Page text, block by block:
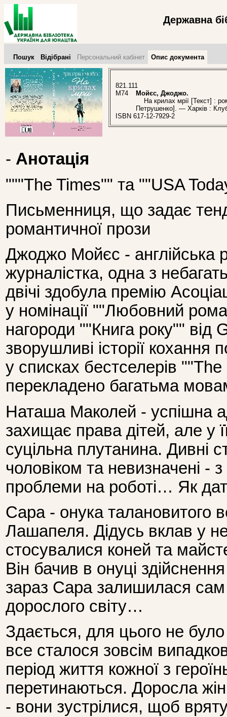
Державна
Пошук Відібрані Персональний кабінет Опис документа
821.111
М74
Мойєс, Джоджо.
На крилах мрії [Текст] :
Петрушенко]. — Харків :
ISBN 617-12-7929-2
- Анотація
"""The Times"" та ""USA
Письменниця, що задає
романтичної прози
Джоджо Мойєс - англійська
журналістка, одна з
двічі здобула премію
у номінації ""Любовний
нагороди ""Книга року"" від
зворушливі історії кохання
у списках бестселерів
перекладено багатьма
Наташа Маколей - успішна
захищає права дітей, але у
суцільна плутанина. Дивні
чоловіком та невизначені -
проблеми на роботі… Як
Сара - онука талановитого
Лашапеля. Дідусь вклав у
стосувалися коней та
Він бачив в онуці
зараз Сара залишилася
дорослого світу…
Здається, для цього не
все сталося зовсім
період життя кожної з
перетинаються. Доросла
- вони зустрілися, щоб